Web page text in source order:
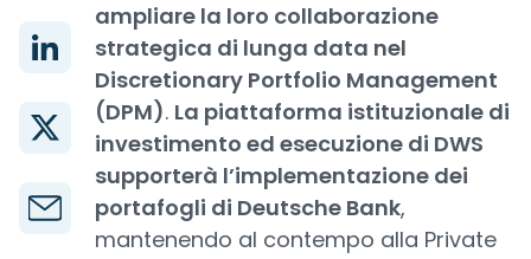
ampliare la loro collaborazione
strategica di lunga data nel
Discretionary Portfolio Management
(DPM). La piattaforma istituzionale di
investimento ed esecuzione di DWS
supporterà l’implementazione dei
portafogli di Deutsche Bank,
mantenendo al contempo alla Private